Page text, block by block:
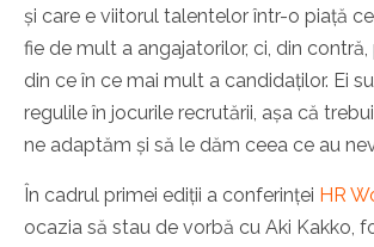
și care e viitorul talentelor într-o piață
fie de mult a angajatorilor, ci, din contră,
din ce în ce mai mult a candidaților. Ei
regulile în jocurile recrutării, așa că
ne adaptăm și să le dăm ceea ce au
În cadrul primei ediții a conferinței HR
ocazia să stau de vorbă cu Aki Kakko,